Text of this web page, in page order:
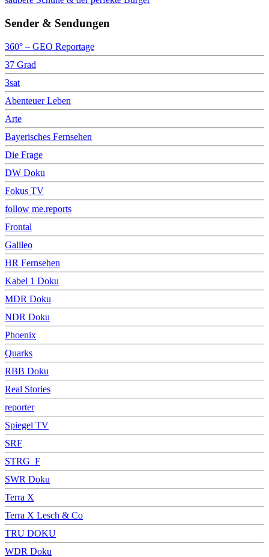
Sender & Sendungen
360° – GEO Reportage
37 Grad
3sat
Abenteuer Leben
Arte
Bayerisches Fernsehen
Die Frage
DW Doku
Fokus TV
follow me.reports
Frontal
Galileo
HR Fernsehen
Kabel 1 Doku
MDR Doku
NDR Doku
Phoenix
Quarks
RBB Doku
Real Stories
reporter
Spiegel TV
SRF
STRG_F
SWR Doku
Terra X
Terra X Lesch & Co
TRU DOKU
WDR Doku